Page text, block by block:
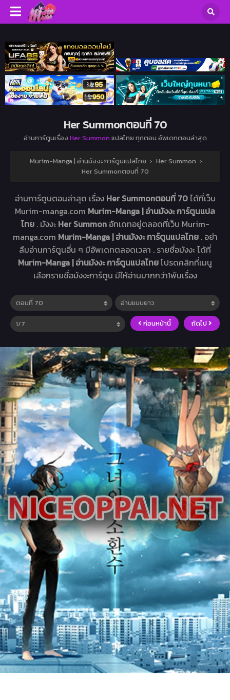
Her Summonตอนที่ 70
อ่านการ์ตูนเรื่อง Her Summon แปลไทย ทุกตอน อัพเดทตอนล่าสุด
Murim-Manga | อ่านมังงะ การ์ตูนแปลไทย › Her Summon ›
Her Summonตอนที่ 70
อ่านการ์ตูนตอนล่าสุด เรื่อง Her Summonตอนที่ 70ได้ที่เว็บ
Murim-manga.com Murim-Manga | อ่านมังงะ การ์ตูนแปล
ไทย . มังงะ Her Summon อัทเดทอยู่ตลอดที่เว็บ Murim-
manga.com Murim-Manga | อ่านมังงะ การ์ตูนแปลไทย . อย่า
ลืมอ่านการ์ตูนอื่น ๆ มีอัพเดทตลอดเวลา . รายชื่อมังงะ ได้ที่
Murim-Manga | อ่านมังงะ การ์ตูนแปลไทยโปรดคลิกที่เมนู
เลือกรายชื่อมังงะการ์ตูน มีให้อ่านมากกว่า1พันเรื่อง
ก่อนหน้านี้ ถัดไป